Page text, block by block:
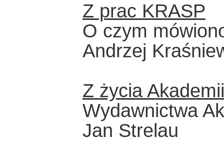
Z prac KRASP
O czym
Andrzej
Z życia Akademii
Wydawnictwa
Jan Strelau